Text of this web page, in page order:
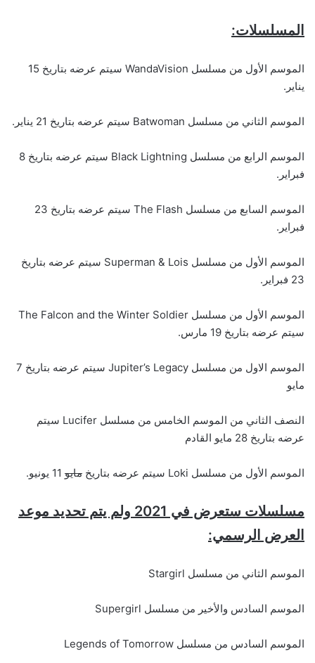
المسلسلات:
الموسم الأول من مسلسل WandaVision سيتم عرضه بتاريخ 15
يناير.
الموسم الثاني من مسلسل Batwoman سيتم عرضه بتاريخ 21 يناير.
الموسم الرابع من مسلسل Black Lightning سيتم عرضه بتاريخ 8
فبراير.
الموسم السابع من مسلسل The Flash سيتم عرضه بتاريخ 23
فبراير.
الموسم الأول من مسلسل Superman & Lois سيتم عرضه بتاريخ
23 فبراير.
الموسم الأول من مسلسل The Falcon and the Winter Soldier
سيتم عرضه بتاريخ 19 مارس.
الموسم الاول من مسلسل Jupiter’s Legacy سيتم عرضه بتاريخ 7
مايو
النصف الثاني من الموسم الخامس من مسلسل Lucifer سيتم
عرضه بتاريخ 28 مايو القادم
الموسم الأول من مسلسل Loki سيتم عرضه بتاريخ مايو
مسلسلات ستعرض في 2021 ولم يتم تحديد موعد
العرض الرسمي:
الموسم الثاني من مسلسل Stargirl
الموسم السادس والأخير من مسلسل Supergirl
الموسم السادس من مسلسل Legends of Tomorrow